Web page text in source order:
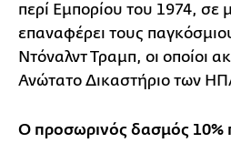
περί Εμπορίου του 1974, σε
επαναφέρει τους
Ντόναλντ Τραμπ, οι οποίοι
Ανώτατο Δικαστήριο των
Ο προσωρινός δασμός 10%